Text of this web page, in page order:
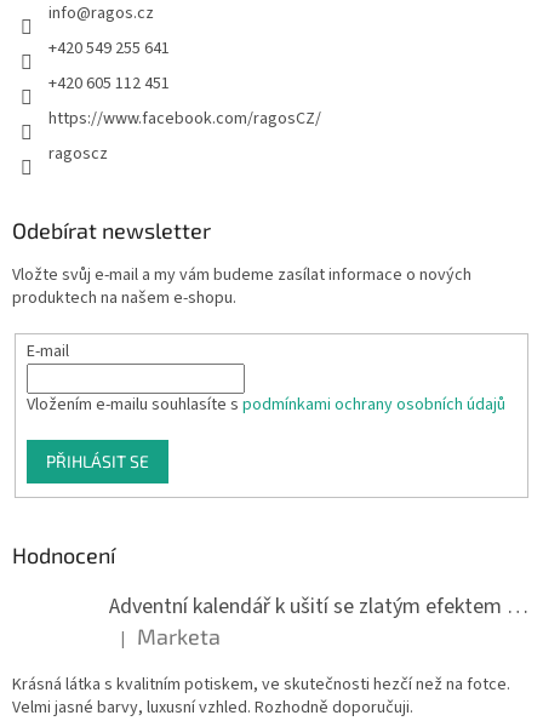
info@ragos.cz
+420 549 255 641
+420 605 112 451
https://www.facebook.com/ragosCZ/
ragoscz
Odebírat newsletter
Vložte svůj e-mail a my vám budeme zasílat informace o nových
produktech na našem e-shopu.
E-mail
Vložením e-mailu souhlasíte s podmínkami ochrany osobních údajů
PŘIHLÁSIT SE
Hodnocení
Adventní kalendář k ušití se zlatým efektem 042Q
Hodnocení produktu je 5 z 5 hvězdiček.
| Marketa
Krásná látka s kvalitním potiskem, ve skutečnosti hezčí než na fotce.
Velmi jasné barvy, luxusní vzhled. Rozhodně doporučuji.